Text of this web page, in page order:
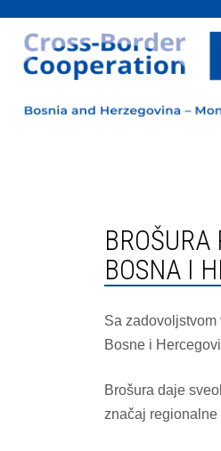
BROŠURA REZULTATA PROJEKTA U OKVIRU PROGRAMA PREKOGRANIČNE SARADNJE
BOSNA I
Sa
Bosne i
Brošura daje
značaj